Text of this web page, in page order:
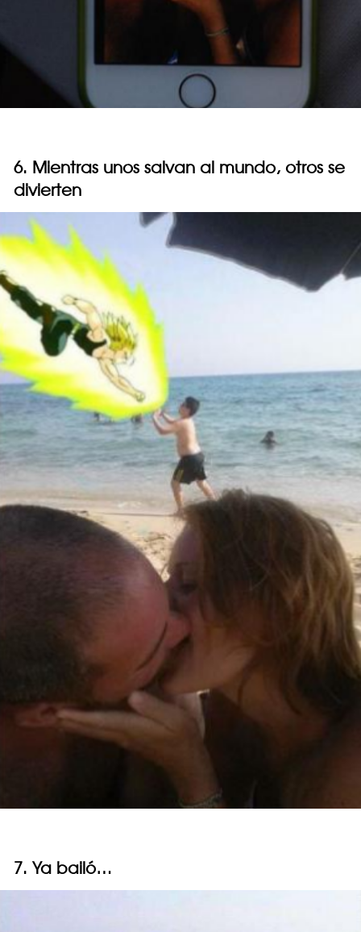
6. Mientras unos salvan al mundo, otros se
divierten
7. Ya bailó…